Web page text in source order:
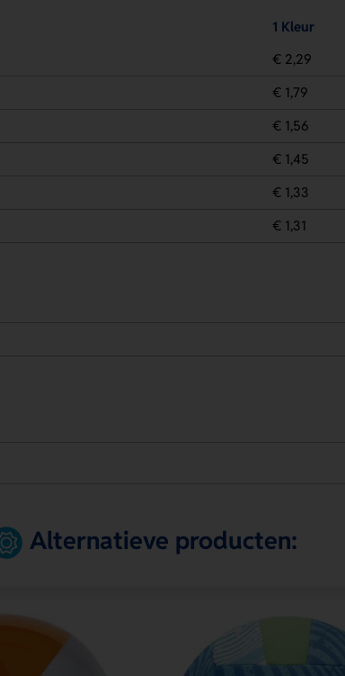
1 Kleur
€ 2,29
€ 1,79
€ 1,56
€ 1,45
€ 1,33
€ 1,31
Alternatieve producten: